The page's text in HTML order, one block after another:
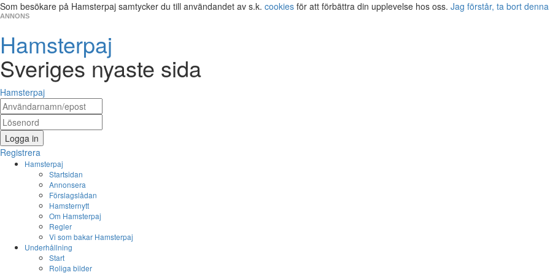
Som besökare på Hamsterpaj samtycker du till användandet av s.k. cookies för att förbättra din upplevelse hos oss. Jag förstår, ta bort
ANNONS
Hamsterpaj
Sveriges nyaste sida
Hamsterpaj
Logga in
Registrera
Hamsterpaj
Startsidan
Annonsera
Förslagslådan
Hamsternytt
Om Hamsterpaj
Regler
Vi som bakar Hamsterpaj
Underhållning
Start
Roliga bilder